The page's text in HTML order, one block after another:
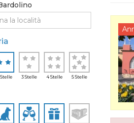
3 Stelle 4 Stelle 5 Stelle